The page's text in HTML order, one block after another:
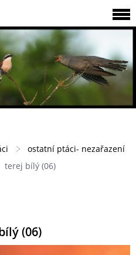
ostatní ptáci- nezařazení
terej bílý (06)
(06)